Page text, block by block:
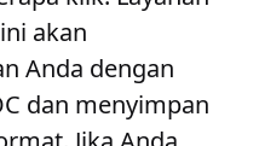
akan
Anda dengan
dan menyimpan